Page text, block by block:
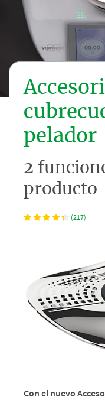
pelador
2
producto
(217)
Con el nuevo